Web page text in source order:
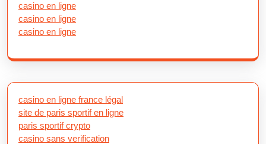
casino en ligne
casino en ligne
casino en ligne
casino en ligne france légal
site de paris sportif en ligne
paris sportif crypto
casino sans verification